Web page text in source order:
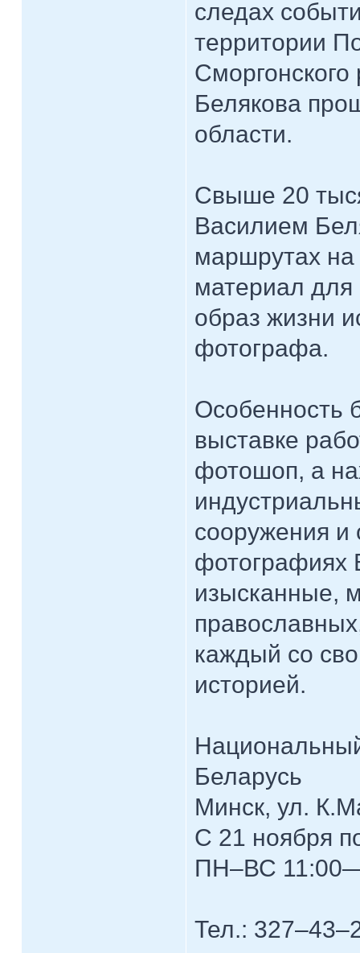
следах
территории
Белякова
области.
Свыше 20
Василием
маршрутах на
материал
образ жизни
фотографа.
Особенность
выставке
фотошоп, а
сооружения
фотографиях
изысканные,
каждый со
историей.
Беларусь
Минск, ул.
С 21 ноября
ПН–ВС
Тел.: